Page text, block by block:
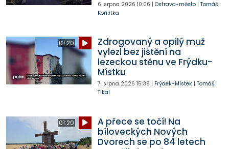
6. srpna 2026 10:06 | Ostrava-město| Tomáš
Kořistka
01:20
Zdrogovaný a opilý muž
vylezl bez jištění na
lezeckou stěnu ve Frýdku-
Místku
7. srpna 2026 15:39 | Frýdek-Místek| Tomáš
Tikal
01:20
A přece se točí! Na
bíloveckých Nových
Dvorech se po 84 letech